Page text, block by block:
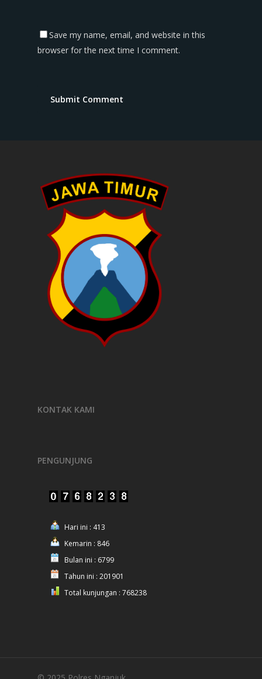
Save my name, email, and website in this
browser for the next time I comment.
KONTAK KAMI
PENGUNJUNG
Hari ini : 413
Kemarin : 846
Bulan ini : 6799
Tahun ini : 201901
Total kunjungan : 768238